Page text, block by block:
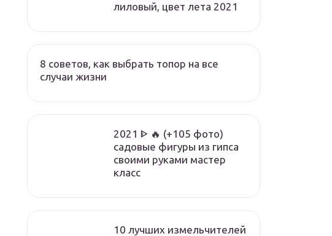
лиловый, цвет лета 2021
8 советов, как выбрать топор на все
случаи жизни
2021 ᐈ 🔥 (+105 фото)
садовые фигуры из гипса
своими руками мастер
класс
10 лучших измельчителей